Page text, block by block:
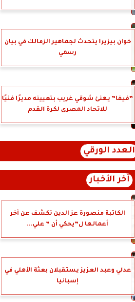
خوان بيزيرا يتحدث لجماهير الزمالك في بيان
رسمي
”فيفا” يهنئ شوقي غريب بتعيينه مديرًا فنيًا
للاتحاد المصرى لكرة القدم
العدد الورقي
آخر الأخبار
الكاتبة منصورة عز الدين تكشف عن أخر
أعمالها ل”يحكي أن ” علي...
عدلي وعبد العزيز يستقبلان بعثة الأهلي في
إسبانيا